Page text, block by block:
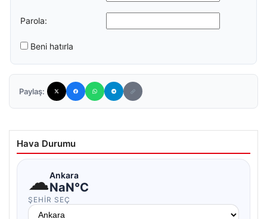
Parola:
Beni hatırla
Paylaş:
Hava Durumu
☁Ankara
NaN°C
ŞEHIR SEÇ